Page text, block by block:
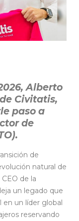
Alberto
Civitatis,
paso a
de
de
natural de
de la
un legado que
en un líder global
reservando